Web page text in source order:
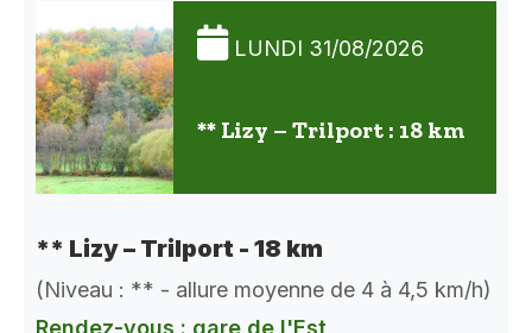
LUNDI 31/08/2026
** Lizy – Trilport : 18 km
** Lizy – Trilport - 18 km
(Niveau : ** - allure moyenne de 4 à 4,5 km/h)